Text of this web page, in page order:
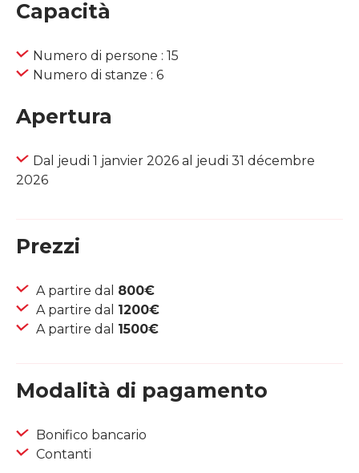
Capacità
Numero di persone : 15
Numero di stanze : 6
Apertura
Dal jeudi 1 janvier 2026 al jeudi 31 décembre
2026
Prezzi
A partire dal 800€
A partire dal 1200€
A partire dal 1500€
Modalità di pagamento
Bonifico bancario
Contanti